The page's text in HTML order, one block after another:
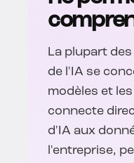
La plupart
de l'IA se
modèles et
connecte
d'IA aux
l'entreprise,